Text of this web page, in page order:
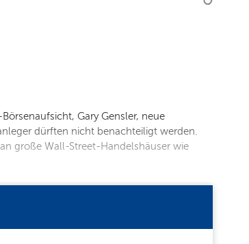
Gary Gensler, neue
dürften nicht benachteiligt werden.
große Wall-Street-Handelshäuser wie